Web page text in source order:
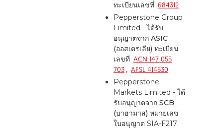
ทะเบียนเลขที่ 684312
Pepperstone Group
Limited - ได้รับ
อนุญาตจาก ASIC
(ออสเตรเลีย) ทะเบียน
เลขที่ ACN 147 055
703 , AFSL 414530
Pepperstone
Markets Limited - ได้
รับอนุญาตจาก SCB
(บาฮามาส) หมายเลข
ใบอนุญาต SIA-F217